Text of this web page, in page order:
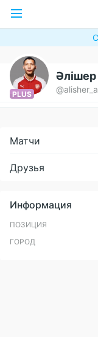
PLUS
Матчи
Друзья
Информация
ПОЗИЦИЯ
ГОРОД